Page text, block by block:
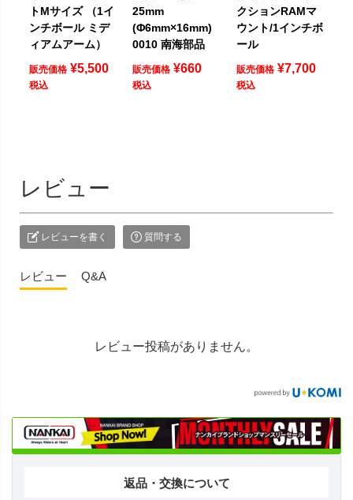
トMサイズ （1イ
ンチボール ミデ
ィアムアーム）
販売価格 ¥5,500
税込
25mm
(Φ6mm×16mm)
0010 南海部品
販売価格 ¥660
税込
クションRAMマ
ウント/1インチボ
ール
販売価格 ¥7,700
税込
レビュー
レビューを書く 質問する
レビュー Q&A
レビュー投稿がありません。
返品・交換について